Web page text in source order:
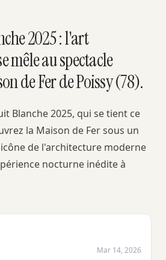
2025 : l'art
mêle au spectacle
de Fer de Poissy (78).
Blanche 2025, qui se tient ce
la Maison de Fer sous un
de l'architecture moderne
nocturne inédite à
Mar 14, 2026